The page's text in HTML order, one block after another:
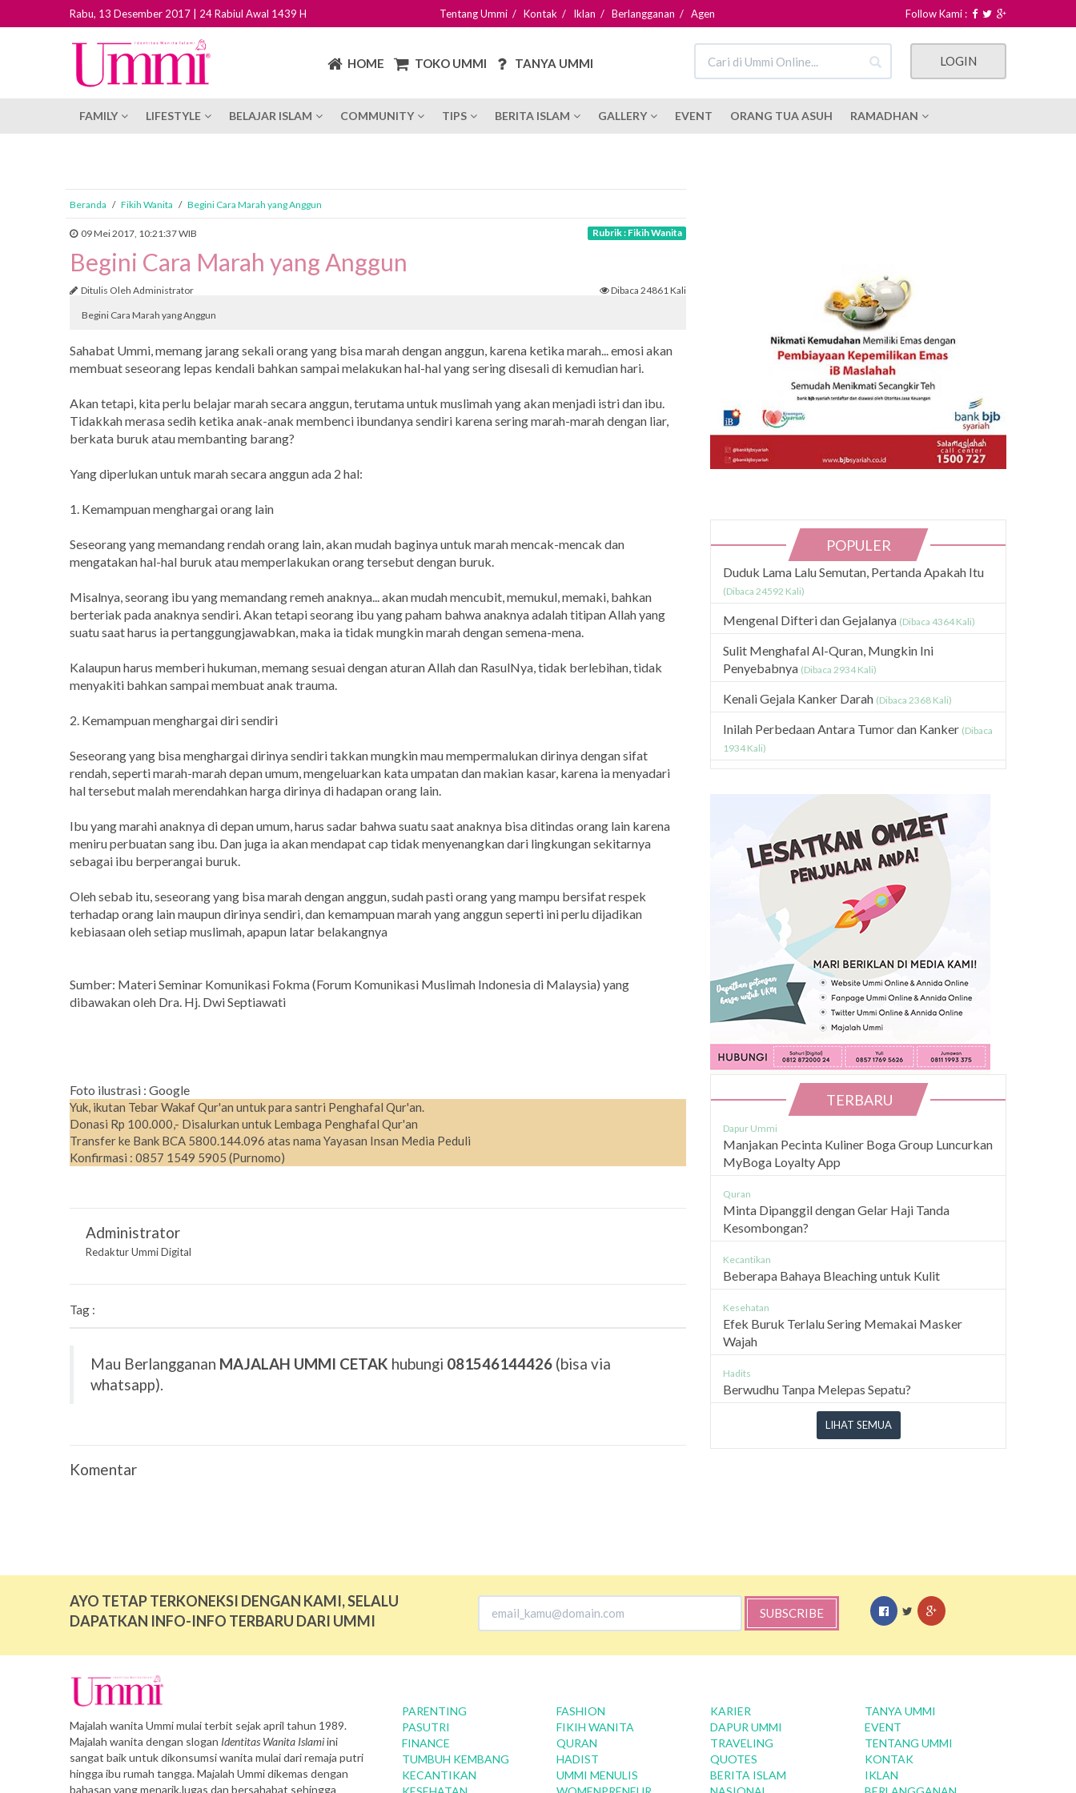
Rabu, 13 Desember 2017 | 24 Rabiul Awal 1439 H Tentang Ummi/ Kontak / Iklan / Berlangganan / Agen Follow Kami :
HOME TOKO UMMI TANYA UMMI LOGIN
FAMILY LIFESTYLE BELAJAR ISLAM COMMUNITY TIPS BERITA ISLAM GALLERY EVENT ORANG TUA ASUH RAMADHAN
Beranda / Fikih Wanita / Begini Cara Marah yang Anggun
09 Mei 2017, 10:21:37 WIB Rubrik : Fikih Wanita
Begini Cara Marah yang Anggun
Ditulis Oleh Administrator Dibaca 24861 Kali
Begini Cara Marah yang Anggun
Sahabat Ummi, memang jarang sekali orang yang bisa marah dengan anggun, karena ketika marah... emosi akan
membuat seseorang lepas kendali bahkan sampai melakukan hal-hal yang sering disesali di kemudian hari.
Akan tetapi, kita perlu belajar marah secara anggun, terutama untuk muslimah yang akan menjadi istri dan ibu.
Tidakkah merasa sedih ketika anak-anak membenci ibundanya sendiri karena sering marah-marah dengan liar,
berkata buruk atau membanting barang?
Yang diperlukan untuk marah secara anggun ada 2 hal:
1. Kemampuan menghargai orang lain
Seseorang yang memandang rendah orang lain, akan mudah baginya untuk marah mencak-mencak dan
mengatakan hal-hal buruk atau memperlakukan orang tersebut dengan buruk.
Misalnya, seorang ibu yang memandang remeh anaknya... akan mudah mencubit, memukul, memaki, bahkan
berteriak pada anaknya sendiri. Akan tetapi seorang ibu yang paham bahwa anaknya adalah titipan Allah yang
suatu saat harus ia pertanggungjawabkan, maka ia tidak mungkin marah dengan semena-mena.
Kalaupun harus memberi hukuman, memang sesuai dengan aturan Allah dan RasulNya, tidak berlebihan, tidak
menyakiti bahkan sampai membuat anak trauma.
2. Kemampuan menghargai diri sendiri
Seseorang yang bisa menghargai dirinya sendiri takkan mungkin mau mempermalukan dirinya dengan sifat
rendah, seperti marah-marah depan umum, mengeluarkan kata umpatan dan makian kasar, karena ia menyadari
hal tersebut malah merendahkan harga dirinya di hadapan orang lain.
Ibu yang marahi anaknya di depan umum, harus sadar bahwa suatu saat anaknya bisa ditindas orang lain karena
meniru perbuatan sang ibu. Dan juga ia akan mendapat cap tidak menyenangkan dari lingkungan sekitarnya
sebagai ibu berperangai buruk.
Oleh sebab itu, seseorang yang bisa marah dengan anggun, sudah pasti orang yang mampu bersifat respek
terhadap orang lain maupun dirinya sendiri, dan kemampuan marah yang anggun seperti ini perlu dijadikan
kebiasaan oleh setiap muslimah, apapun latar belakangnya
Sumber: Materi Seminar Komunikasi Fokma (Forum Komunikasi Muslimah Indonesia di Malaysia) yang
dibawakan oleh Dra. Hj. Dwi Septiawati
Foto ilustrasi : Google
Yuk, ikutan Tebar Wakaf Qur'an untuk para santri Penghafal Qur'an.
Donasi Rp 100.000,- Disalurkan untuk Lembaga Penghafal Qur'an
Transfer ke Bank BCA 5800.144.096 atas nama Yayasan Insan Media Peduli
Konfirmasi : 0857 1549 5905 (Purnomo)
Administrator
Redaktur Ummi Digital
Tag :
Mau Berlangganan MAJALAH UMMI CETAK hubungi 081546144426 (bisa via
whatsapp).
Komentar
POPULER
Duduk Lama Lalu Semutan, Pertanda Apakah Itu
(Dibaca 24592 Kali)
Mengenal Difteri dan Gejalanya (Dibaca 4364 Kali)
Sulit Menghafal Al-Quran, Mungkin Ini
Penyebabnya (Dibaca 2934 Kali)
Kenali Gejala Kanker Darah (Dibaca 2368 Kali)
Inilah Perbedaan Antara Tumor dan Kanker (Dibaca
1934 Kali)
TERBARU
Dapur Ummi
Manjakan Pecinta Kuliner Boga Group Luncurkan
MyBoga Loyalty App
Quran
Minta Dipanggil dengan Gelar Haji Tanda
Kesombongan?
Kecantikan
Beberapa Bahaya Bleaching untuk Kulit
Kesehatan
Efek Buruk Terlalu Sering Memakai Masker
Wajah
Hadits
Berwudhu Tanpa Melepas Sepatu?
LIHAT SEMUA
AYO TETAP TERKONEKSI DENGAN KAMI, SELALU
DAPATKAN INFO-INFO TERBARU DARI UMMI
SUBSCRIBE
Majalah wanita Ummi mulai terbit sejak april tahun 1989.
Majalah wanita dengan slogan Identitas Wanita Islamiini
sangat baik untuk dikonsumsi wanita mulai dari remaja putri
hingga ibu rumah tangga. Majalah Ummi dikemas dengan
bahasan yang menarik,lugas dan bersahabat sehingga
PARENTING
PASUTRI
FINANCE
TUMBUH KEMBANG
KECANTIKAN
FASHION
FIKIH WANITA
QURAN
HADIST
UMMI MENULIS
KARIER
DAPUR UMMI
TRAVELING
QUOTES
BERITA ISLAM
TANYA UMMI
EVENT
TENTANG UMMI
KONTAK
IKLAN